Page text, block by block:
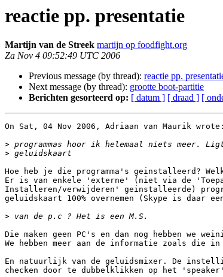
reactie pp. presentatie
Martĳn van de Streek martijn op foodfight.org
Za Nov 4 09:52:49 UTC 2006
Previous message (by thread): reactie pp.
Next message (by thread): grootte boot-partitie
Berichten gesorteerd op: [ datum ] [ draad ] [
On Sat, 04 Nov 2006, Adriaan van Maurik wrote:
>
>
Hoe heb je die programma's geinstalleerd?
Er is van enkele 'externe' (niet via de
Installeren/verwijderen' geinstalleerde)
geluidskaart 100% overnemen (Skype is daar
>
Die maken geen PC's en dan nog hebben we
We hebben meer aan de informatie zoals die
En natuurlijk van de geluidsmixer. De
checken door te dubbelklikken op het